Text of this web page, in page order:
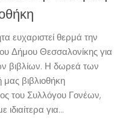
ευχαριστεί θερμά την
Δήμου Θεσσαλονίκης για
βιβλίων. Η δωρεά των
μας βιβλιοθήκη
του Συλλόγου Γονέων,
για...